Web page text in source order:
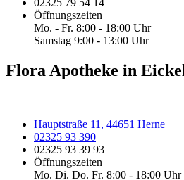
02325 79 54 14
Öffnungszeiten
Mo. - Fr. 8:00 - 18:00 Uhr
Samstag 9:00 - 13:00 Uhr
Flora Apotheke in Eickel
Hauptstraße 11, 44651 Herne
02325 93 390
02325 93 39 93
Öffnungszeiten
Mo. Di. Do. Fr. 8:00 - 18:00 Uhr